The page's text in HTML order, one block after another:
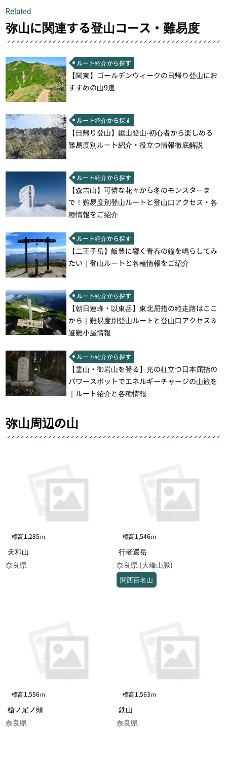
Related
弥山に関連する登山コース・難易度
ルート紹介から探す
【関東】ゴールデンウィークの日帰り登山にお
すすめの山9選
ルート紹介から探す
【日帰り登山】鋸山登山-初心者から楽しめる
難易度別ルート紹介・役立つ情報徹底解説
ルート紹介から探す
【森吉山】可憐な花々から冬のモンスターま
で！難易度別登山ルートと登山口アクセス・各
種情報をご紹介
ルート紹介から探す
【二王子岳】飯豊に響く青春の鐘を鳴らしてみ
たい｜登山ルートと各種情報をご紹介
ルート紹介から探す
【朝日連峰・以東岳】東北屈指の縦走路はここ
から｜難易度別登山ルートと登山口アクセス＆
避難小屋情報
ルート紹介から探す
【霊山・御岩山を登る】光の柱立つ日本屈指の
パワースポットでエネルギーチャージの山旅を
｜ルート紹介と各種情報
弥山周辺の山
標高1,285ｍ
天和山
奈良県
標高1,546ｍ
行者還岳
奈良県 (大峰山脈)
関西百名山
標高1,556ｍ
槍ノ尾ノ頭
奈良県
標高1,563ｍ
鉄山
奈良県